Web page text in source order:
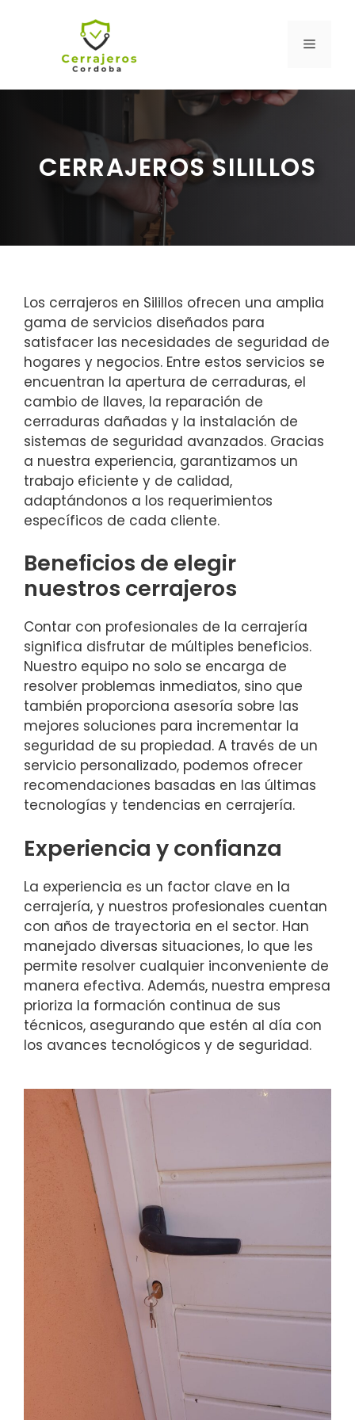
MENÚ
CERRAJEROS SILILLOS
Los cerrajeros en Silillos ofrecen una amplia
gama de servicios diseñados para
satisfacer las necesidades de seguridad de
hogares y negocios. Entre estos servicios se
encuentran la apertura de cerraduras, el
cambio de llaves, la reparación de
cerraduras dañadas y la instalación de
sistemas de seguridad avanzados. Gracias
a nuestra experiencia, garantizamos un
trabajo eficiente y de calidad,
adaptándonos a los requerimientos
específicos de cada cliente.
Beneficios de elegir
nuestros cerrajeros
Contar con profesionales de la cerrajería
significa disfrutar de múltiples beneficios.
Nuestro equipo no solo se encarga de
resolver problemas inmediatos, sino que
también proporciona asesoría sobre las
mejores soluciones para incrementar la
seguridad de su propiedad. A través de un
servicio personalizado, podemos ofrecer
recomendaciones basadas en las últimas
tecnologías y tendencias en cerrajería.
Experiencia y confianza
La experiencia es un factor clave en la
cerrajería, y nuestros profesionales cuentan
con años de trayectoria en el sector. Han
manejado diversas situaciones, lo que les
permite resolver cualquier inconveniente de
manera efectiva. Además, nuestra empresa
prioriza la formación continua de sus
técnicos, asegurando que estén al día con
los avances tecnológicos y de seguridad.